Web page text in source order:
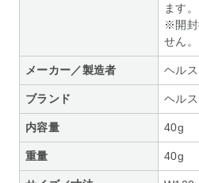
ます。
※開封
せん。
メーカー／製造者 ヘルス
ブランド ヘルス
内容量 40g
重量 40g